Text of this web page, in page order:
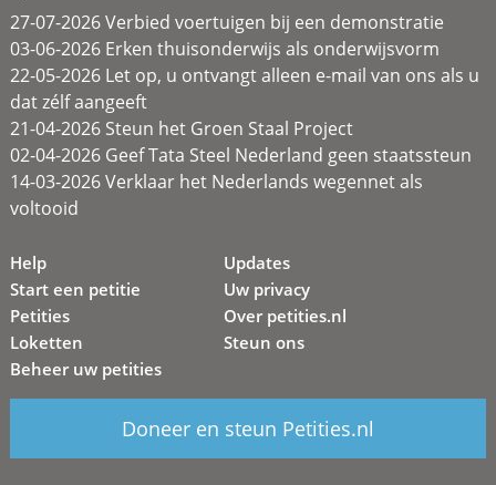
27-07-2026 Verbied voertuigen bij een demonstratie
03-06-2026 Erken thuisonderwijs als onderwijsvorm
22-05-2026 Let op, u ontvangt alleen e-mail van ons als u
dat zélf aangeeft
21-04-2026 Steun het Groen Staal Project
02-04-2026 Geef Tata Steel Nederland geen staatssteun
14-03-2026 Verklaar het Nederlands wegennet als
voltooid
Help
Start een petitie
Petities
Loketten
Beheer uw petities
Updates
Uw privacy
Over petities.nl
Steun ons
Doneer en steun Petities.nl